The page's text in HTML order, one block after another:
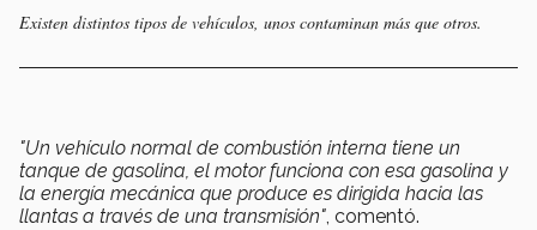
Existen distintos tipos de vehículos, unos contaminan más que otros.
"Un vehículo normal de combustión interna tiene un
tanque de gasolina, el motor funciona con esa gasolina y
la energía mecánica que produce es dirigida hacia las
llantas a través de una transmisión", comentó.